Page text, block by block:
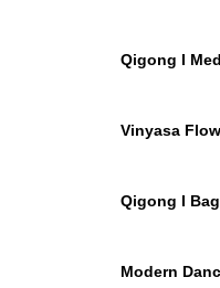
Qigong I
Vinyasa
Qigong I
Modern